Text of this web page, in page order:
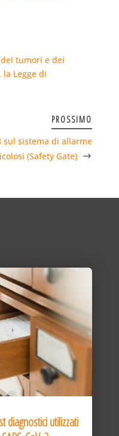
tumori e dei
Legge di
PROSSIMO
sul sistema di allarme
(Safety Gate)
diagnostici utilizzati